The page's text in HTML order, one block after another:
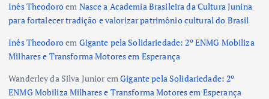
Inês Theodoroem Nasce a Academia Brasileira da Cultura Junina
para fortalecer tradição e valorizar patrimônio cultural do Brasil
Inês Theodoroem Gigante pela Solidariedade: 2º ENMG Mobiliza
Milhares e Transforma Motores em Esperança
Wanderley da Silva JunioremGigante pela Solidariedade: 2º
ENMG Mobiliza Milhares e Transforma Motores em Esperança